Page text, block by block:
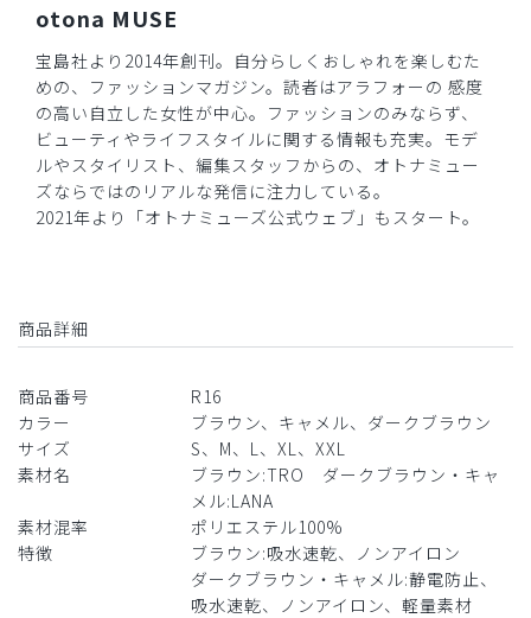
otona MUSE
宝島社より2014年創刊。自分らしくおしゃれを楽しむた
めの、ファッションマガジン。読者はアラフォーの 感度
の高い自立した女性が中心。ファッションのみならず、
ビューティやライフスタイルに関する情報も充実。モデ
ルやスタイリスト、編集スタッフからの、オトナミュー
ズならではのリアルな発信に注力している。
2021年より「オトナミューズ公式ウェブ」もスタート。
商品詳細
商品番号
R16
カラー
ブラウン、キャメル、ダークブラウン
サイズ
S、M、L、XL、XXL
素材名
ブラウン:TRO ダークブラウン・キャ
メル:LANA
素材混率
ポリエステル100%
特徴
ブラウン:吸水速乾、ノンアイロン
ダークブラウン・キャメル:静電防止、
吸水速乾、ノンアイロン、軽量素材